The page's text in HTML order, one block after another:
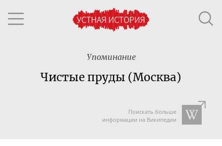
Упоминание
Чистые пруды (Москва)
Поискать больше
информации на Википедии